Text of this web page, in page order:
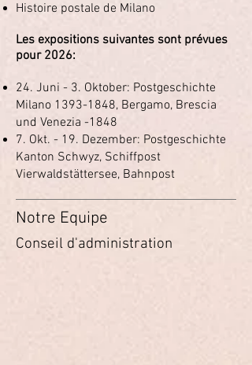
Histoire postale de Milano
Les expositions suivantes sont prévues
pour 2026:
24. Juni - 3. Oktober: Postgeschichte
Milano 1393-1848, Bergamo, Brescia
und Venezia -1848
7. Okt. - 19. Dezember: Postgeschichte
Kanton Schwyz, Schiffpost
Vierwaldstättersee, Bahnpost
Notre Equipe
Conseil d'administration